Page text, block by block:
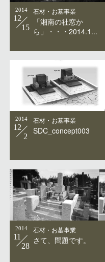
2014
12
15
石材・お墓事業
「湘南の社窓か
ら」・・・2014.1...
2014
12
2
石材・お墓事業
SDC_concept003
2014
11
28
石材・お墓事業
さて、問題です。